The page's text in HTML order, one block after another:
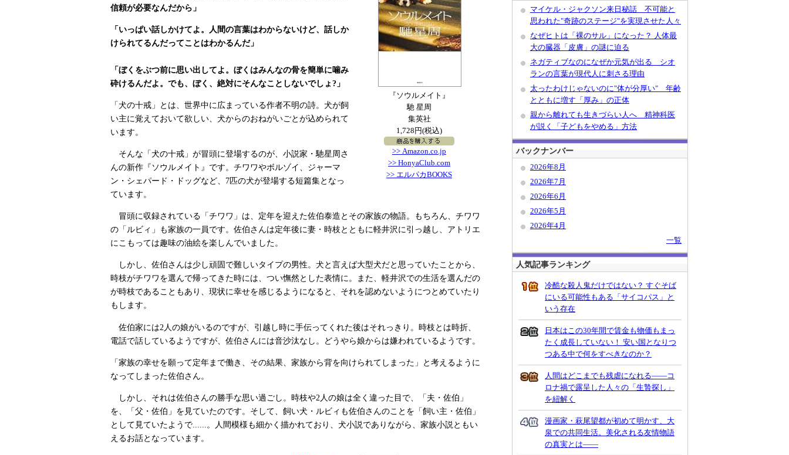
『ソウルメイト』
馳 星周
集英社
1,728円(税込)
>> Amazon.co.jp
>> HonyaClub.com
>> エルパカBOOKS
信頼が必要なんだから」
「いっぱい話しかけてよ。人間の言葉はわからないけど、話しか
けられてるんだってことはわかるんだ」
「ぼくをぶつ前に思い出してよ。ぼくはみんなの骨を簡単に噛み
砕けるんだよ。でも、ぼく、絶対にそんなことしないでしょ?」
「犬の十戒」とは、世界中に広まっている作者不明の詩。犬が飼
い主に覚えておいて欲しい、犬からのおねがいごとが込められて
います。
そんな「犬の十戒」が冒頭に登場するのが、小説家・馳星周さ
んの新作『ソウルメイト』です。チワワやボルゾイ、ジャーマ
ン・シェパード・ドッグなど、7匹の犬が登場する短篇集となっ
ています。
冒頭に収録されている「チワワ」は、定年を迎えた佐伯泰造とその家族の物語。もちろん、チワワ
の「ルビィ」も家族の一員です。佐伯さんは定年後に妻・時枝とともに軽井沢に引っ越し、アトリエ
にこもっては趣味の油絵を楽しんでいました。
しかし、佐伯さんは少し頑固で難しいタイプの男性。犬と言えば大型犬だと思っていたことから、
時枝がチワワを選んで帰ってきた時には、つい憮然とした表情に。また、軽井沢での生活を選んだの
が時枝であることもあり、現状に幸せを感じるようになると、それを認めないようにつとめていたり
もします。
佐伯家には2人の娘がいるのですが、引越し時に手伝ってくれた後はそれっきり。時枝とは時折、
電話で話しているようですが、佐伯さんには音沙汰なし。どうやら娘からは嫌われているようです。
「家族の幸せを願って定年まで働き、その結果、家族から背を向けられてしまった」と考えるように
なってしまった佐伯さん。
しかし、それは佐伯さんの勝手な思い過ごし。時枝や2人の娘は全く違った目で、「夫・佐伯」
を、「父・佐伯」を見ていたのです。そして、飼い犬・ルビィも佐伯さんのことを「飼い主・佐伯」
として見ていたようで......。人間模様も細かく描かれており、犬小説でありながら、家族小説ともい
えるお話となっています。
マイケル・ジャクソン来日秘話 不可能と
思われた"奇跡のステージ"を実現させた人々
なぜヒトは「裸のサル」になった？ 人体最
大の臓器「皮膚」の謎に迫る
ネガティブなのになぜか元気が出る シオ
ランの言葉が現代人に刺さる理由
太ったわけじゃないのに"体が分厚い" 年齢
とともに増す「厚み」の正体
親から離れても生きづらい人へ 精神科医
が説く「子どもをやめる」方法
バックナンバー
2026年8月
2026年7月
2026年6月
2026年5月
2026年4月
一覧
人気記事ランキング
冷酷な殺人鬼だけではない？ すぐそば
にいる可能性もある「サイコパス」と
いう存在
日本はこの30年間で賃金も物価もまっ
たく成長していない！ 安い国となりつ
つある中で何をすべきなのか？
人間はどこまでも残虐になれる――コ
ロナ禍で露呈した人々の「生贄探し」
を紐解く
漫画家・萩尾望都が初めて明かす、大
泉での共同生活。美化される友情物語
の真実とは――